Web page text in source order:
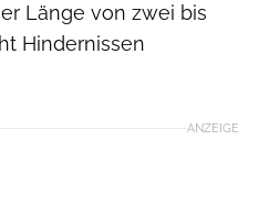
Länge von zwei bis
Hindernissen
ANZEIGE